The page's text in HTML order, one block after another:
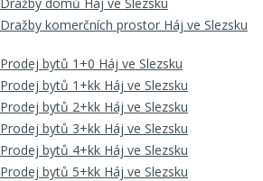
Dražby komerčních prostor Háj ve Slezsku
Prodej bytů 1+0 Háj ve Slezsku
Prodej bytů 1+kk Háj ve Slezsku
Prodej bytů 2+kk Háj ve Slezsku
Prodej bytů 3+kk Háj ve Slezsku
Prodej bytů 4+kk Háj ve Slezsku
Prodej bytů 5+kk Háj ve Slezsku